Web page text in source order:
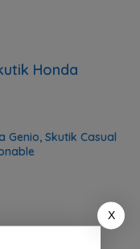
Honda
Genio, Skutik Casual
X